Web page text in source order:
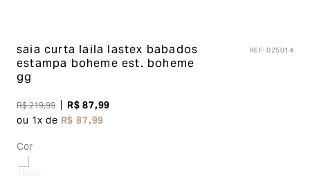
saia curta laila lastex babados
estampa bohemeest. boheme
gg
REF:025014
R$219,99 R$87,99
ou 1x de R$87,99
Cor